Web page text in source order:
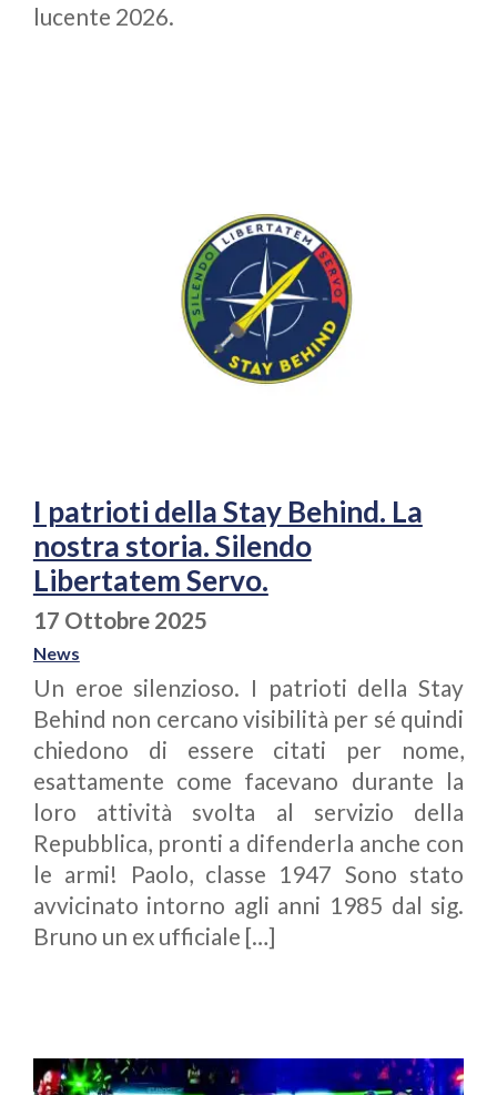
lucente 2026.
I patrioti della Stay Behind. La
nostra storia. Silendo
Libertatem Servo.
17 Ottobre 2025
News
Un eroe silenzioso. I patrioti della Stay
Behind non cercano visibilità per sé quindi
chiedono di essere citati per nome,
esattamente come facevano durante la
loro attività svolta al servizio della
Repubblica, pronti a difenderla anche con
le armi! Paolo, classe 1947 Sono stato
avvicinato intorno agli anni 1985 dal sig.
Bruno un ex ufficiale […]